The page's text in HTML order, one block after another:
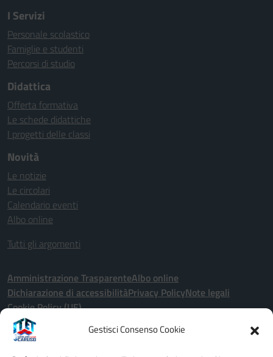
Gestisci Consenso Cookie
I Servizi
Personale scolastico
Famiglie e studenti
Percorsi di studio
Didattica
Offerta formativa
Le schede didattiche
I progetti delle classi
Novità
Le notizie
Le circolari
Calendario eventi
Albo online
Tutti gli argomenti
Amministrazione TrasparenteAlbo online
Dichiarazione di accessibilitàPrivacy PolicyNote legali
Cookie Policy (UE)
Seguici su: